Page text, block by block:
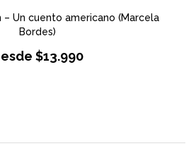
– Un cuento americano (Marcela
Bordes)
$13.990